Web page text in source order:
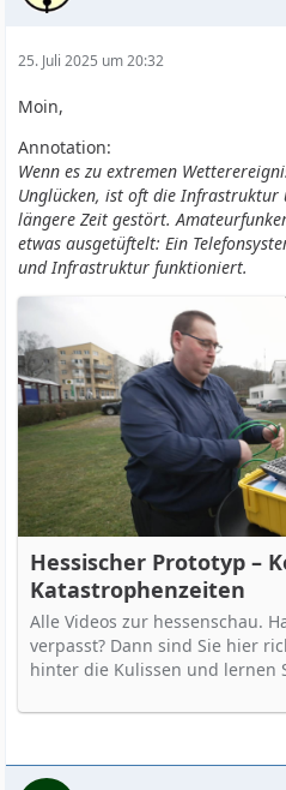
25. Juli 2025 um 20:32
Moin,
Annotation:
Wenn es zu extremen
Unglücken, ist oft die
längere Zeit gestört.
etwas ausgetüftelt: Ein
und Infrastruktur funktioniert.
Hessischer Prototyp –
Katastrophenzeiten
Alle Videos zur hessenschau.
verpasst? Dann sind Sie hier
hinter die Kulissen und lernen